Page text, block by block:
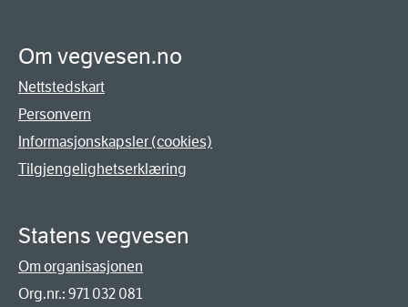
Om vegvesen.no
Nettstedskart
Personvern
Informasjonskapsler (cookies)
Tilgjengelighetserklæring
Statens vegvesen
Om organisasjonen
Org.nr.: 971 032 081